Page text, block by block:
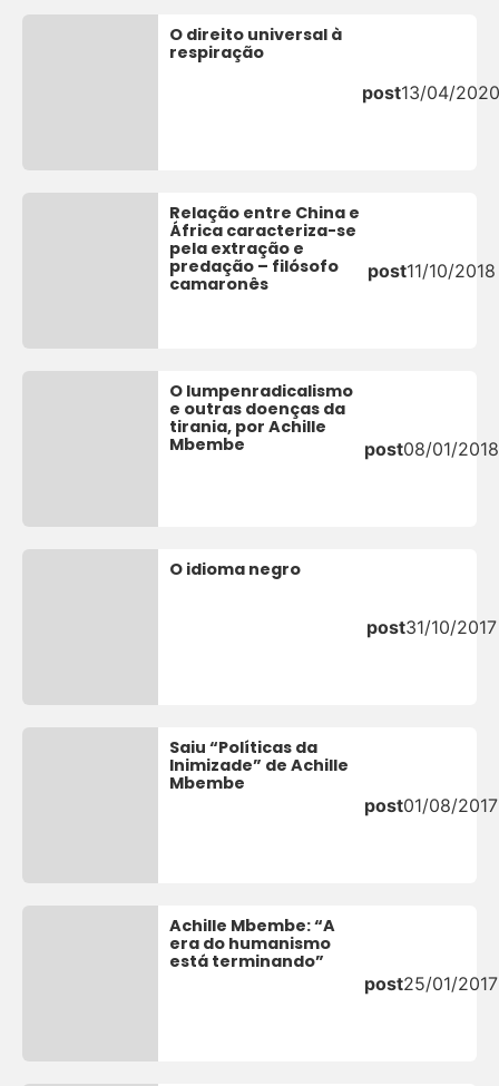
O direito universal à
respiração
post13/04/
Relação entre China e
África caracteriza-se
pela extração e
predação – filósofo
camaronês
post11/10/2018
O lumpenradicalismo
e outras doenças da
tirania, por Achille
Mbembe
post08/01/2018
O idioma negro
post31/10/2017
Saiu “Políticas da
Inimizade” de Achille
Mbembe
post01/08/2017
Achille Mbembe: “A
era do humanismo
está terminando”
post25/01/2017